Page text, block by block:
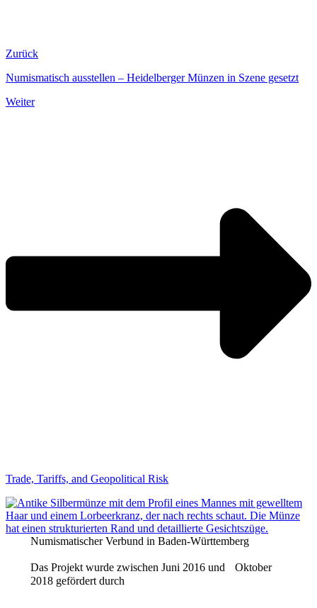
Zurück
Numismatisch ausstellen – Heidelberger Münzen in Szene gesetzt
Weiter
Trade, Tariffs, and Geopolitical Risk
Numismatischer Verbund in Baden-Württemberg
Das Projekt wurde zwischen Juni 2016 und Oktober
2018 gefördert durch